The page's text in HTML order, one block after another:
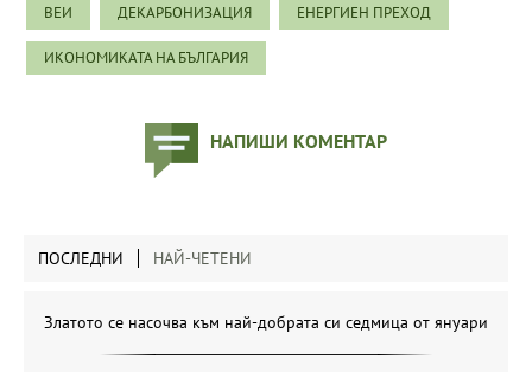
ВЕИ ДЕКАРБОНИЗАЦИЯ ЕНЕРГИЕН ПРЕХОД
ИКОНОМИКАТА НА БЪЛГАРИЯ
НАПИШИ КОМЕНТАР
ПОСЛЕДНИ НАЙ-ЧЕТЕНИ
Златото се насочва към най-добрата си седмица от януари